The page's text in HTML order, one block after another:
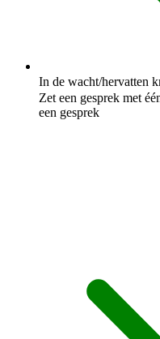
In de wacht/hervatten
Zet een gesprek met
een gesprek